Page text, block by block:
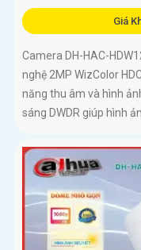
Giá
Camera DH-HAC-
nghệ 2MP WizColor
năng thu âm và hình
sáng DWDR giúp hình